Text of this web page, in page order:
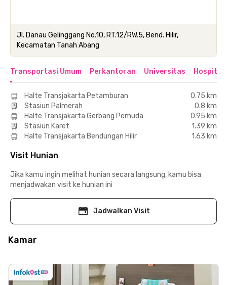
Jl. Danau Gelinggang No.10, RT.12/RW.5, Bend. Hilir,
Kecamatan Tanah Abang
Transportasi Umum Perkantoran Universitas Hospital
Halte Transjakarta Petamburan
0.75 km
Stasiun Palmerah
0.8 km
Halte Transjakarta Gerbang Pemuda
0.95 km
Stasiun Karet
1.39 km
Halte Transjakarta Bendungan Hilir
1.63 km
Visit Hunian
Jika kamu ingin melihat hunian secara langsung, kamu bisa
menjadwakan visit ke hunian ini
Jadwalkan Visit
Kamar